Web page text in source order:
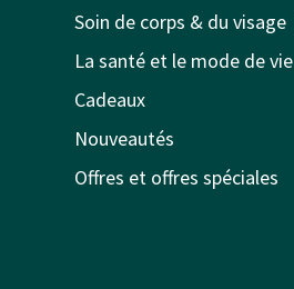
Soin de corps & du visage
La santé et le mode de vie
Cadeaux
Nouveautés
Offres et offres spéciales